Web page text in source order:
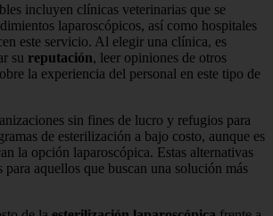
incluyen clínicas veterinarias que se
laparoscópicos, así como hospitales
este servicio. Al elegir una clínica, es
su reputación, leer opiniones de otros
la experiencia del personal en este tipo de
sin fines de lucro y refugios para
de esterilización a bajo costo, aunque es
la opción laparoscópica. Estas alternativas
para aquellos que buscan una solución más